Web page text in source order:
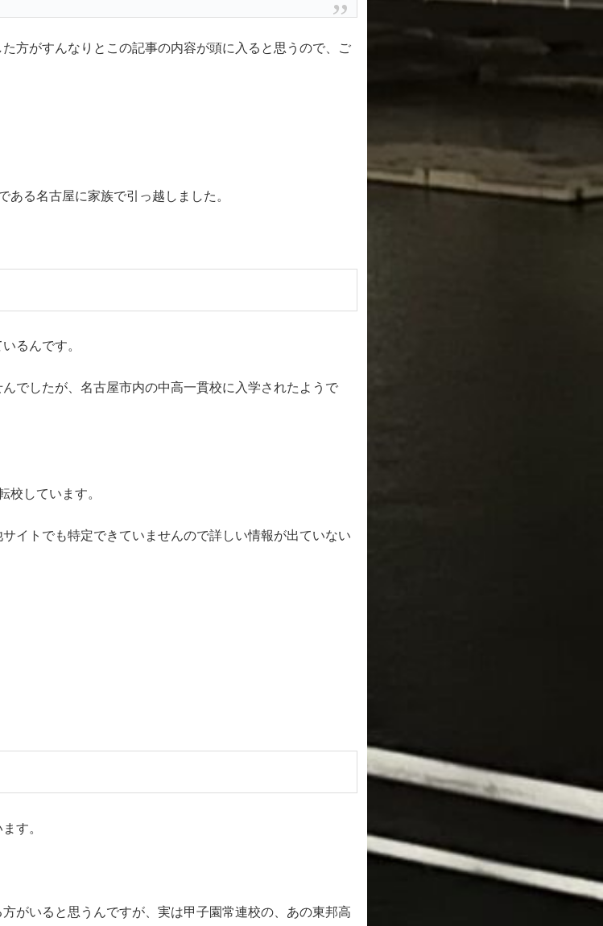
方がすんなりとこの記事の内容が頭に入ると思うので、ご
る名古屋に家族で引っ越しました。
るんです。
でしたが、名古屋市内の中高一貫校に入学されたようで
校しています。
イトでも特定できていませんので詳しい情報が出ていない
す。
がいると思うんですが、実は甲子園常連校の、あの東邦高